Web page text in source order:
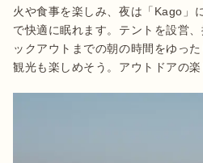
火や食事を楽しみ、夜は「Kago」
で快適に眠れます。テントを設営
ックアウトまでの朝の時間をゆっ
観光も楽しめそう。アウトドアの楽